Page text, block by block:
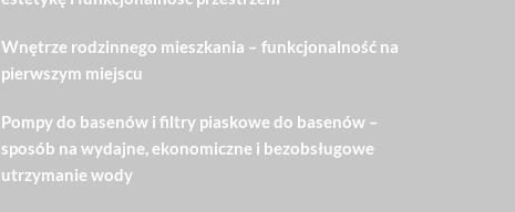
Wnętrze rodzinnego mieszkania – funkcjonalność na
pierwszym miejscu
Pompy do basenów i filtry piaskowe do basenów –
sposób na wydajne, ekonomiczne i bezobsługowe
utrzymanie wody